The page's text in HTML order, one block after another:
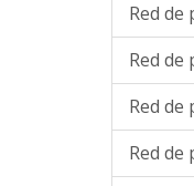
Red de
Red de
Red de
Red de